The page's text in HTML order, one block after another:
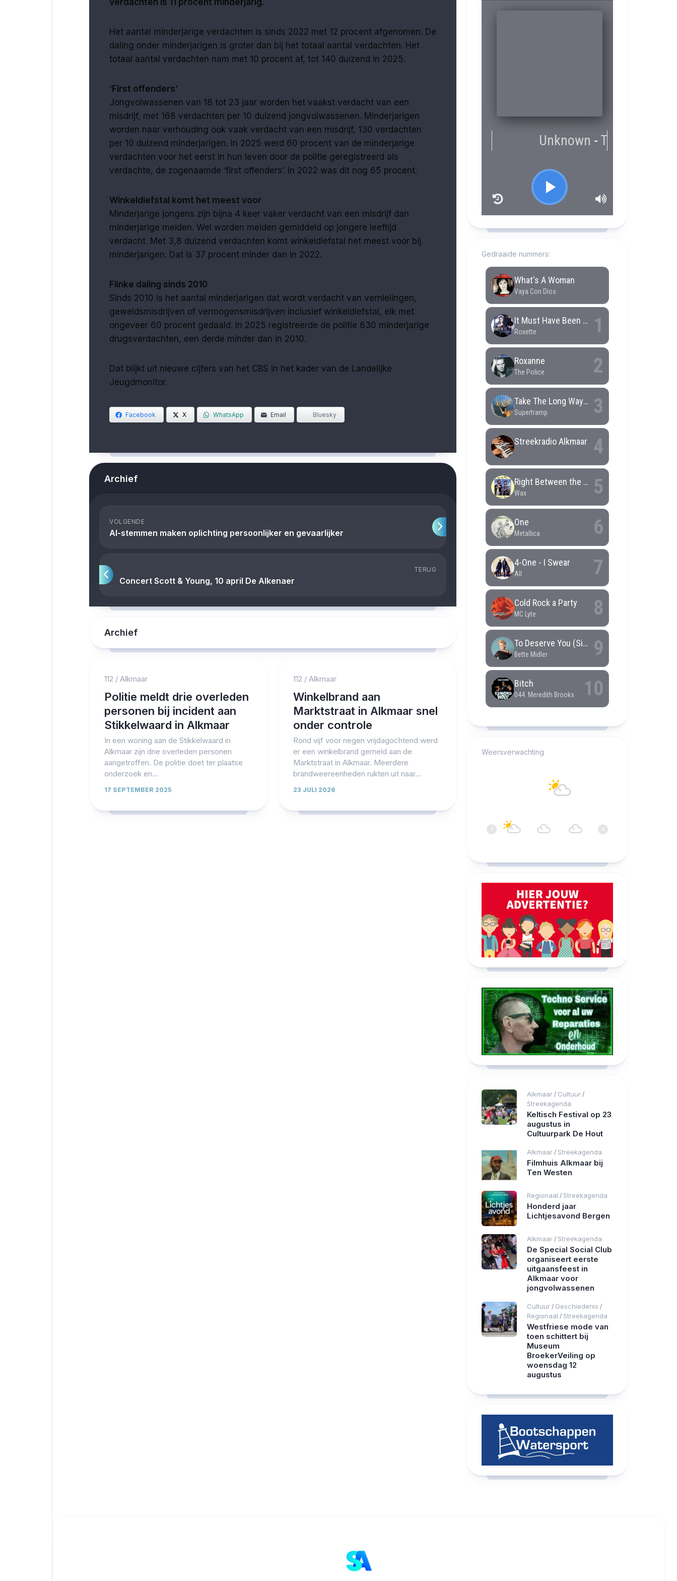
verdachten is 11 procent minderjarig.
Het aantal minderjarige verdachten is sinds 2022 met 12 procent afgenomen. De
daling onder minderjarigen is groter dan bij het totaal aantal verdachten. Het
totaal aantal verdachten nam met 10 procent af, tot 140 duizend in 2025.
‘First offenders’
Jongvolwassenen van 18 tot 23 jaar worden het vaakst verdacht van een
misdrijf, met 168 verdachten per 10 duizend jongvolwassenen. Minderjarigen
worden naar verhouding ook vaak verdacht van een misdrijf, 130 verdachten
per 10 duizend minderjarigen. In 2025 werd 60 procent van de minderjarige
verdachten voor het eerst in hun leven door de politie geregistreerd als
verdachte, de zogenaamde ‘first offenders’. In 2022 was dit nog 65 procent.
Winkeldiefstal komt het meest voor
Minderjarige jongens zijn bijna 4 keer vaker verdacht van een misdrijf dan
minderjarige meiden. Wel worden meiden gemiddeld op jongere leeftijd
verdacht. Met 3,8 duizend verdachten komt winkeldiefstal het meest voor bij
minderjarigen. Dat is 37 procent minder dan in 2022.
Flinke daling sinds 2010
Sinds 2010 is het aantal minderjarigen dat wordt verdacht van vernielingen,
geweldsmisdrijven of vermogensmisdrijven inclusief winkeldiefstal, elk met
ongeveer 60 procent gedaald. In 2025 registreerde de politie 630 minderjarige
drugsverdachten, een derde minder dan in 2010.
Dat blijkt uit nieuwe cijfers van het CBS in het kader van de Landelijke
Jeugdmonitor.
Facebook X WhatsApp Email Bluesky
Archief
VOLGENDE
AI-stemmen maken oplichting persoonlijker en gevaarlijker
TERUG
Concert Scott & Young, 10 april De Alkenaer
Archief
112 / Alkmaar
Politie meldt drie overleden
personen bij incident aan
Stikkelwaard in Alkmaar
In een woning aan de Stikkelwaard in
Alkmaar zijn drie overleden personen
aangetroffen. De politie doet ter plaatse
onderzoek en...
17 SEPTEMBER 2025
112 / Alkmaar
Winkelbrand aan
Marktstraat in Alkmaar snel
onder controle
Rond vijf voor negen vrijdagochtend werd
er een winkelbrand gemeld aan de
Marktstraat in Alkmaar. Meerdere
brandweereenheden rukten uit naar...
23 JULI 2026
Gedraaide nummers:
Weersverwachting
‹ ›
Alkmaar / Cultuur /
Streekagenda
Keltisch Festival op 23
augustus in
Cultuurpark De Hout
Alkmaar / Streekagenda
Filmhuis Alkmaar bij
Ten Westen
Regionaal / Streekagenda
Honderd jaar
Lichtjesavond Bergen
Alkmaar / Streekagenda
De Special Social Club
organiseert eerste
uitgaansfeest in
Alkmaar voor
jongvolwassenen
Cultuur / Geschiedenis /
Regionaal / Streekagenda
Westfriese mode van
toen schittert bij
Museum
BroekerVeiling op
woensdag 12
augustus